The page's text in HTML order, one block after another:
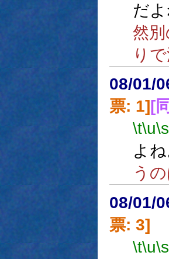
だよ
然
り
08/01/
票: 1] [
\t\u
よね
うの
08/01/
票: 3]
\t\u